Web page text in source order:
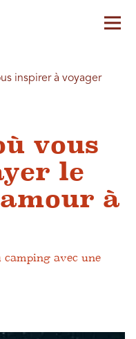
inspirer à voyager
vous
le
à
avec une